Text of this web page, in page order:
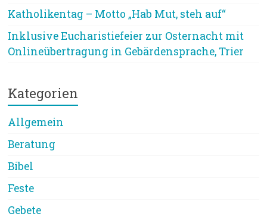
Katholikentag – Motto „Hab Mut, steh auf“
Inklusive Eucharistiefeier zur Osternacht mit
Onlineübertragung in Gebärdensprache, Trier
Kategorien
Allgemein
Beratung
Bibel
Feste
Gebete